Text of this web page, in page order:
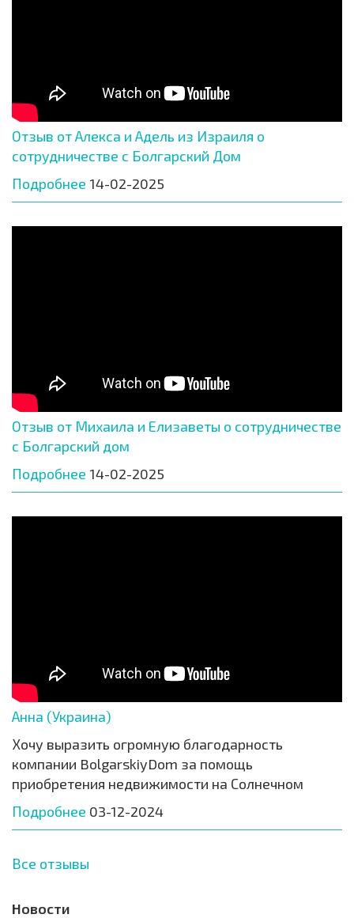
Отзыв от Алекса и Адель из Израиля о
сотрудничестве с Болгарский Дом
Подробнее 14-02-2025
Отзыв от Михаила и Елизаветы о сотрудничестве
с Болгарский дом
Подробнее 14-02-2025
Анна (Украина)
Хочу выразить огромную благодарность
компании BolgarskiyDom за помощь
приобретения недвижимости на Солнечном
Подробнее 03-12-2024
Все отзывы
Новости